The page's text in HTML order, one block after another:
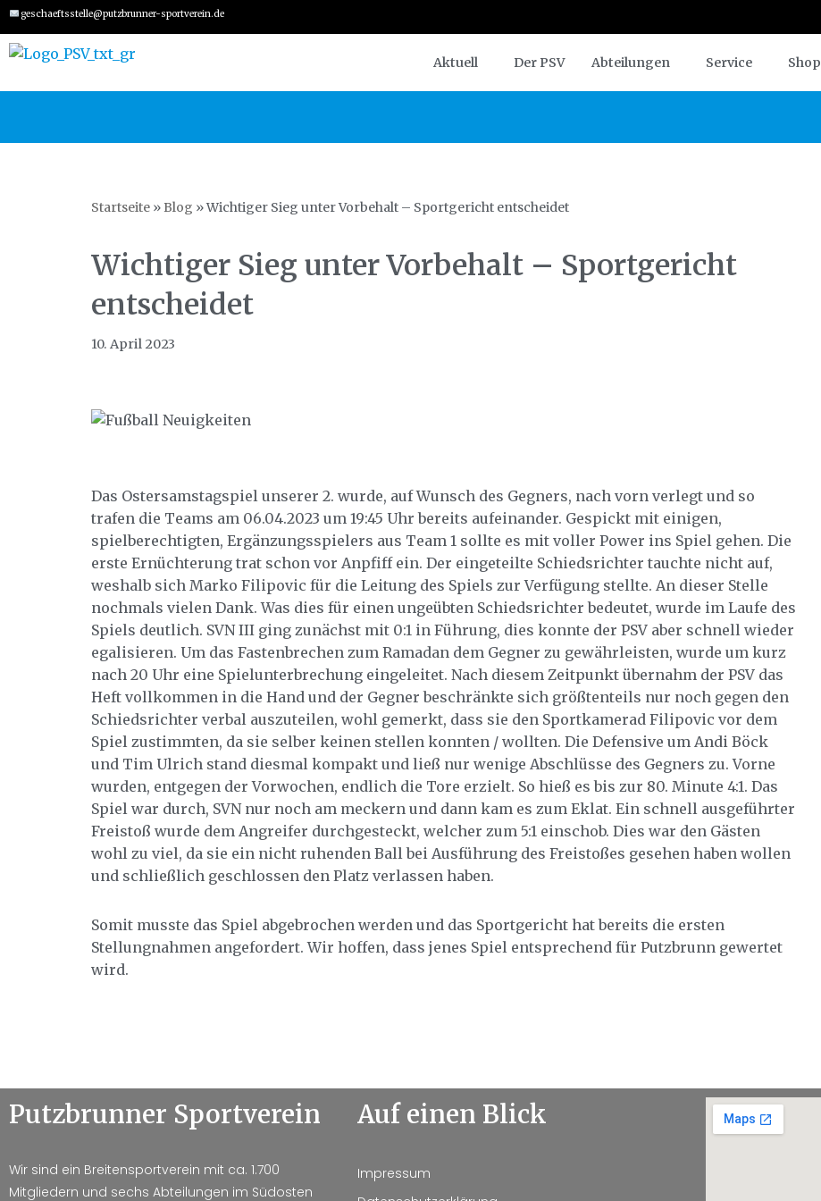
Zum
springen
geschaeftsstelle@putzbrunner-sportverein.de
Aktuell Der PSV Abteilungen Service Shop
Startseite » Blog »Wichtiger Sieg unter Vorbehalt – Sportgericht entscheidet
Wichtiger Sieg unter Vorbehalt – Sportgericht
entscheidet
10. April 2023
Das Ostersamstagspiel unserer 2. wurde, auf Wunsch des Gegners, nach vorn verlegt und so
trafen die Teams am 06.04.2023 um 19:45 Uhr bereits aufeinander. Gespickt mit einigen,
spielberechtigten, Ergänzungsspielers aus Team 1 sollte es mit voller Power ins Spiel gehen. Die
erste Ernüchterung trat schon vor Anpfiff ein. Der eingeteilte Schiedsrichter tauchte nicht auf,
weshalb sich Marko Filipovic für die Leitung des Spiels zur Verfügung stellte. An dieser Stelle
nochmals vielen Dank. Was dies für einen ungeübten Schiedsrichter bedeutet, wurde im Laufe des
Spiels deutlich. SVN III ging zunächst mit 0:1 in Führung, dies konnte der PSV aber schnell wieder
egalisieren. Um das Fastenbrechen zum Ramadan dem Gegner zu gewährleisten, wurde um kurz
nach 20 Uhr eine Spielunterbrechung eingeleitet. Nach diesem Zeitpunkt übernahm der PSV das
Heft vollkommen in die Hand und der Gegner beschränkte sich größtenteils nur noch gegen den
Schiedsrichter verbal auszuteilen, wohl gemerkt, dass sie den Sportkamerad Filipovic vor dem
Spiel zustimmten, da sie selber keinen stellen konnten / wollten. Die Defensive um Andi Böck
und Tim Ulrich stand diesmal kompakt und ließ nur wenige Abschlüsse des Gegners zu. Vorne
wurden, entgegen der Vorwochen, endlich die Tore erzielt. So hieß es bis zur 80. Minute 4:1. Das
Spiel war durch, SVN nur noch am meckern und dann kam es zum Eklat. Ein schnell ausgeführter
Freistoß wurde dem Angreifer durchgesteckt, welcher zum 5:1 einschob. Dies war den Gästen
wohl zu viel, da sie ein nicht ruhenden Ball bei Ausführung des Freistoßes gesehen haben wollen
und schließlich geschlossen den Platz verlassen haben.
Somit musste das Spiel abgebrochen werden und das Sportgericht hat bereits die ersten
Stellungnahmen angefordert. Wir hoffen, dass jenes Spiel entsprechend für Putzbrunn gewertet
wird.
Putzbrunner Sportverein
Wir sind ein Breitensportverein mit ca. 1.700
Mitgliedern und sechs Abteilungen im Südosten
Auf einen Blick
Impressum